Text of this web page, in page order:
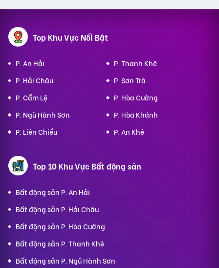
Top Khu Vực Nổi Bật
P. An Hải
P. Thanh Khê
P. Hải Châu
P. Sơn Trà
P. Cẩm Lệ
P. Hòa Cường
P. Ngũ Hành Sơn
P. Hòa Khánh
P. Liên Chiểu
P. An Khê
Top 10 Khu Vực Bất động sản
Bất động sản P. An Hải
Bất động sản P. Hải Châu
Bất động sản P. Hòa Cường
Bất động sản P. Thanh Khê
Bất động sản P. Ngũ Hành Sơn